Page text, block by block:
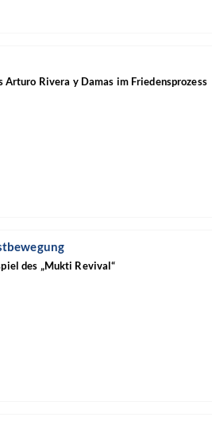
Arturo Rivera y Damas im Friedensprozess
des „Mukti Revival“